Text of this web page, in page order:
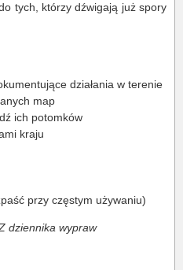
tych, którzy dźwigają już spory
działania w terenie
map
ich potomków
kraju
przy częstym używaniu)
dziennika wypraw